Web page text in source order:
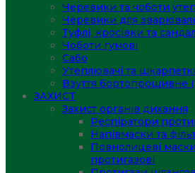
Черевики та чоботи
Черевики для
Туфлі, кросівки та
Чоботи гумові
Сабо
Утеплювачі та
Взуття
ЗАХИСТ
Захист органів дихання
Респіратори
Напівмаски та
Повнолицеві
протигазові